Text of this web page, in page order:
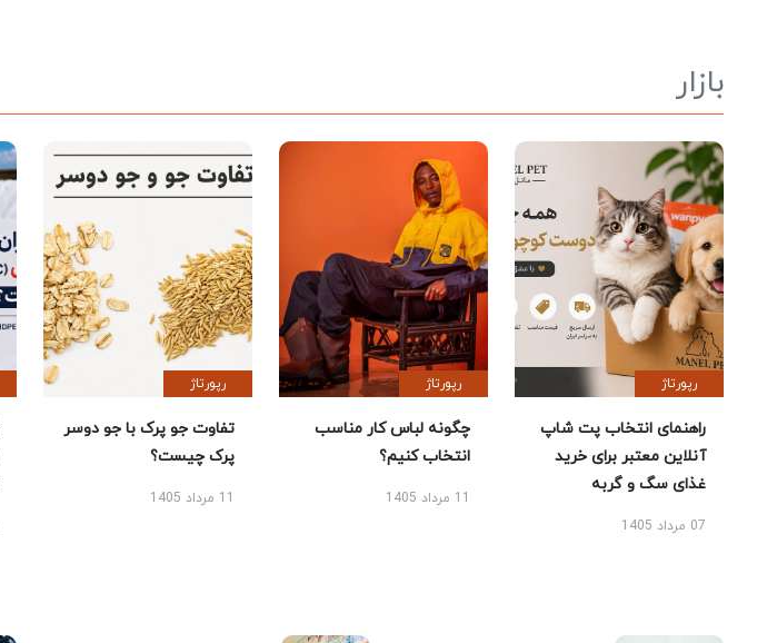
بازار
رپورتاژ
راهنمای انتخاب پت شاپ
آنلاین معتبر برای خرید
غذای سگ و گربه
07 مرداد 1405
رپورتاژ
چگونه لباس کار مناسب
انتخاب کنیم؟
11 مرداد 1405
رپورتاژ
تفاوت جو پرک با جو دوسر
پرک چیست؟
11 مرداد 1405